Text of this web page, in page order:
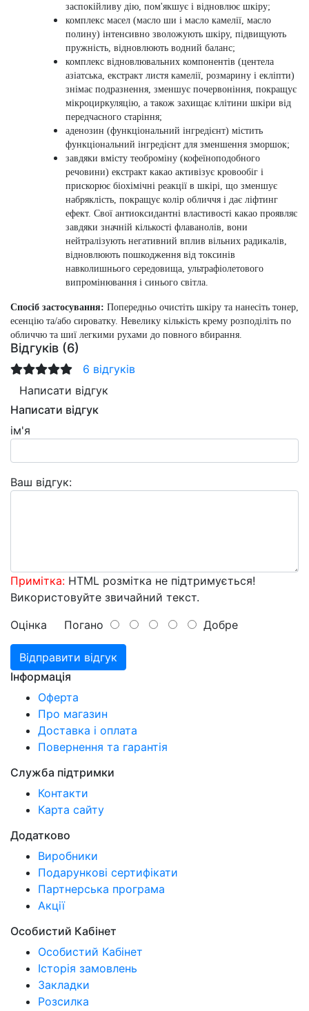
заспокійливу дію, пом'якшує і відновлює шкіру;
комплекс масел (масло ши і масло камелії, масло
полину) інтенсивно зволожують шкіру, підвищують
пружність, відновлюють водний баланс;
комплекс відновлювальних компонентів (центела
азіатська, екстракт листя камелії, розмарину і екліпти)
знімає подразнення, зменшує почервоніння, покращує
мікроциркуляцію, а також захищає клітини шкіри від
передчасного старіння;
аденозин (функціональний інгредієнт) містить
функціональний інгредієнт для зменшення зморшок;
завдяки вмісту теоброміну (кофеїноподобного
речовини) екстракт какао активізує кровообіг і
прискорює біохімічні реакції в шкірі, що зменшує
набряклість, покращує колір обличчя і дає ліфтинг
ефект. Свої антиоксидантні властивості какао проявляє
завдяки значній кількості флаванолів, вони
нейтралізують негативний вплив вільних радикалів,
відновлюють пошкодження від токсинів
навколишнього середовища, ультрафіолетового
випромінювання і синього світла.
Спосіб застосування: Попередньо очистіть шкіру та нанесіть тонер,
есенцію та/або сироватку. Невелику кількість крему розподіліть по
обличчю та шиї легкими рухами до повного вбирання.
Відгуків (6)
6 відгуків
Написати відгук
Написати відгук
ім'я
Ваш відгук:
Примітка: HTML розмітка не підтримується!
Використовуйте звичайний текст.
Оцінка Погано Добре
Відправити відгук
Інформація
Оферта
Про магазин
Доставка і оплата
Повернення та гарантія
Служба підтримки
Контакти
Карта сайту
Додатково
Виробники
Подарункові сертифікати
Партнерська програма
Акції
Особистий Кабінет
Особистий Кабінет
Історія замовлень
Закладки
Розсилка